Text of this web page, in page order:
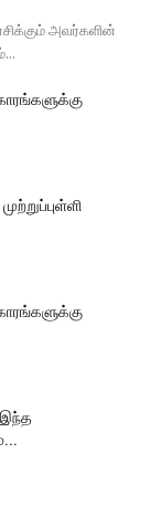
அவர்களின்
இந்த